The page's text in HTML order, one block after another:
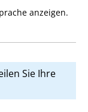
anzeigen.
Sie Ihre